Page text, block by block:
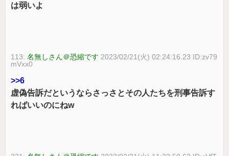
は弱いよ
113:名無しさん＠恐縮です 2023/02/21(火) 02:24:16.23 ID:zv79
mVxx0
>>6
虚偽告訴だというならさっさとその人たちを刑事告訴す
ればいいのにねw